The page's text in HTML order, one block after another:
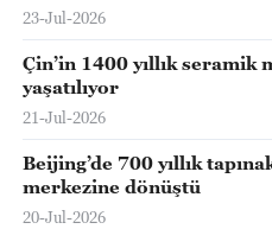
23-Jul-2026
Çin’in 1400 yıllık seramik
yaşatılıyor
21-Jul-2026
Beijing’de 700 yıllık
merkezine dönüştü
20-Jul-2026